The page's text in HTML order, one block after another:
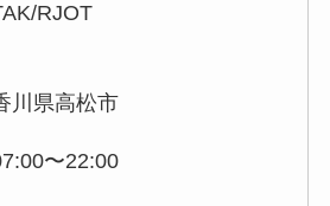
RJOT
川県高松市
〜22:00